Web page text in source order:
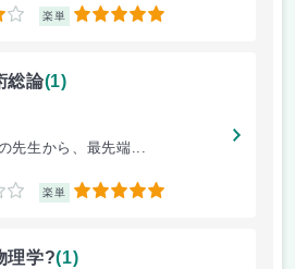
楽単 5
総論(1)
先生から、最先端...
楽単 5
理学?(1)